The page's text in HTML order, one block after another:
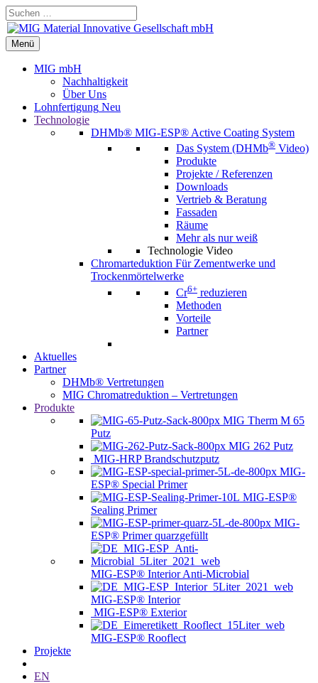
Zum
Inhalt
springen
Suchen …
Menü
Menü
MIG mbH
Nachhaltigkeit
Über Uns
Lohnfertigung Neu
Technologie
DHMb® MIG-ESP® Active Coating System
Das System (DHMb® Video)
Produkte
Projekte / Referenzen
Downloads
Vertrieb & Beratung
Fassaden
Räume
Mehr als nur weiß
Technologie Video
Chromarteduktion Für Zementwerke und
Trockenmörtelwerke
Cr6+ reduzieren
Methoden
Vorteile
Partner
Aktuelles
Partner
DHMb® Vertretungen
MIG Chromatreduktion – Vertretungen
Produkte
MIG Therm M 65
Putz
MIG 262 Putz
MIG-HRP Brandschutzputz
MIG-
ESP® Special Primer
MIG-ESP®
Sealing Primer
MIG-
ESP® Primer quarzgefüllt
MIG-ESP® Interior Anti-Microbial
MIG-ESP® Interior
MIG-ESP® Exterior
MIG-ESP® Rooflect
Projekte
EN